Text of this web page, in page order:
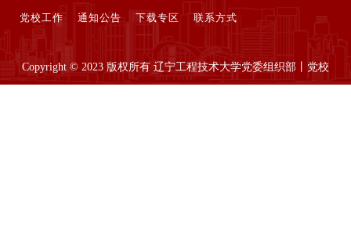
党校工作
通知公告 下载专区 联系方式
Copyright © 2023 版权所有 辽宁工程技术大学党委组织部丨党校